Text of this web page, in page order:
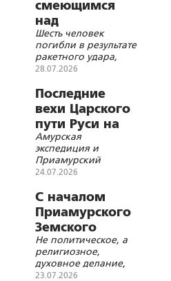
православных
храмов
смеющимся
над
страдающей
Россией!
Шесть человек
погибли в результате
ракетного удара,
буднично,
отвлечённо, под
веселье и смех
фестивалей…
28.07.2026
Последние
вехи Царского
пути Руси на
Восток
Амурская
экспедиция и
Приамурский
Земский собор
24.07.2026
С началом
Приамурского
Земского
собора,
дорогие
русские люди!
Не политическое, а
религиозное,
духовное делание,
прежде всего, лежит
23.07.2026